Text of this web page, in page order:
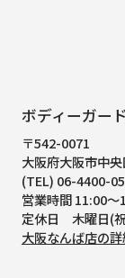
ボディーガー
〒542-0071
大阪府大阪市中
(TEL) 06-4400-
営業時間 11:00～
定休日 木曜日(
大阪なんば店の